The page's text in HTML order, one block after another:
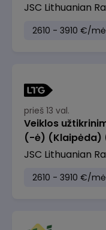
JSC Lithuanian
2610 - 3910 €/
prieš 13 val.
Veiklos
(-ė) (Klaipėda)
JSC Lithuanian
2610 - 3910 €/